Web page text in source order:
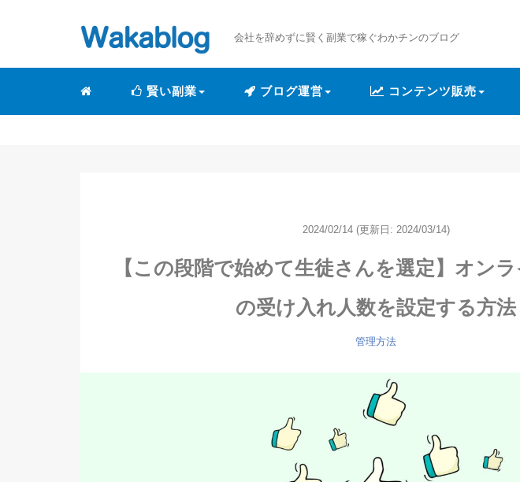
会社を辞めずに賢く副業で稼ぐわかチンのブログ
賢い副業 ブログ運営 コンテンツ販売
»
2024/02/14 (更新日: 2024/03/14)
【この段階で始めて生徒さんを選定】オン
の受け入れ人数を設定する方法
管理方法